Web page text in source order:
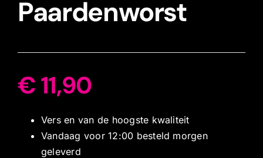
Paardenworst
€11,90
Vers en van de hoogste kwaliteit
Vandaag voor 12:00 besteld morgen
geleverd